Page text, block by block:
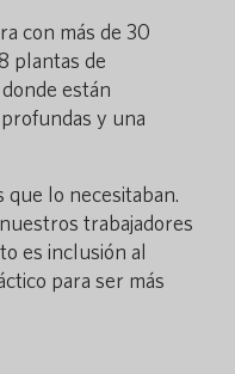
con más de 30
plantas de
están
y una
que lo necesitaban.
trabajadores
es inclusión al
para ser más